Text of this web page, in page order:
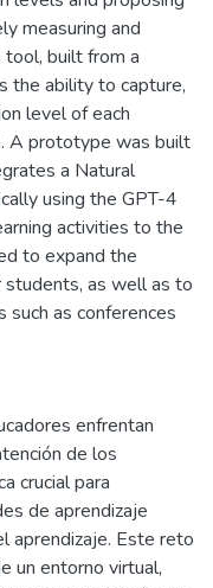
measuring and
built from a
the ability to capture,
level of each
A prototype was built
a Natural
using the GPT-4
activities to the
to expand the
as well as to
as conferences
enfrentan
de los
crucial para
de aprendizaje
aprendizaje. Este reto
un entorno virtual,